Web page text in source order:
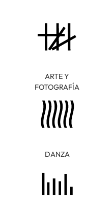
ARTE Y
FOTOGRAFÍA
DANZA